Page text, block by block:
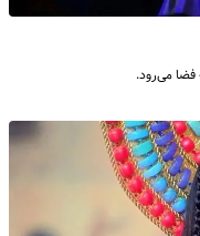
فضا می‌رود.